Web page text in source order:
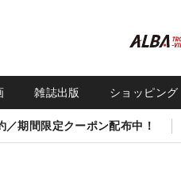
雑誌出版 ショッピング
／期間限定クーポン配布中！